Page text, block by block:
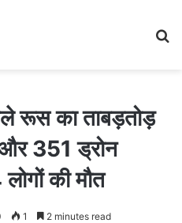
रूस का ताबड़तोड़
351 ड्रोन
की मौत
1 2 minutes read